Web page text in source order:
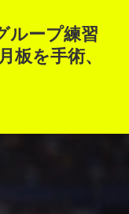
ープ練習
板を手術、